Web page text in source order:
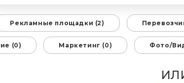
Рекламные площадки (2)
(0) Маркетинг (0) Фото/